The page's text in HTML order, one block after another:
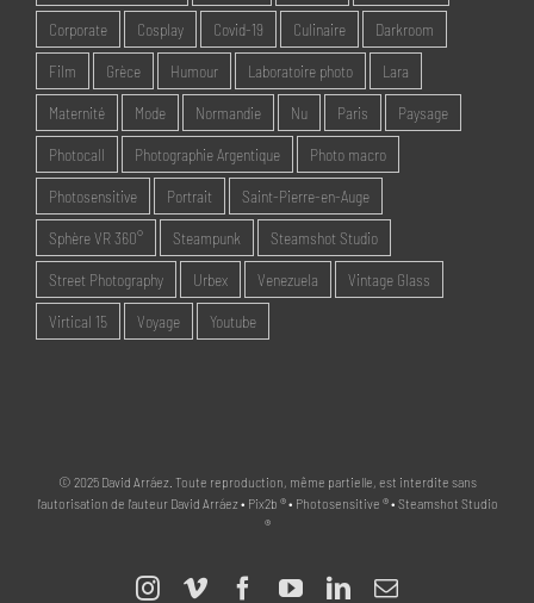
Corporate Cosplay Covid-19 Culinaire Darkroom
Film Grèce Humour Laboratoire photo Lara
Maternité Mode Normandie Nu Paris Paysage
Photocall Photographie Argentique Photo macro
Photosensitive Portrait Saint-Pierre-en-Auge
Sphère VR 360° Steampunk Steamshot Studio
Street Photography Urbex Venezuela Vintage Glass
Virtical 15 Voyage Youtube
© 2025 David Arráez. Toute reproduction, même partielle, est interdite sans
l'autorisation de l'auteur David Arráez • Pix2b ® • Photosensitive ® • Steamshot Studio
®
Instagram
Vimeo Facebook
YouTubeLinkedIn
Email